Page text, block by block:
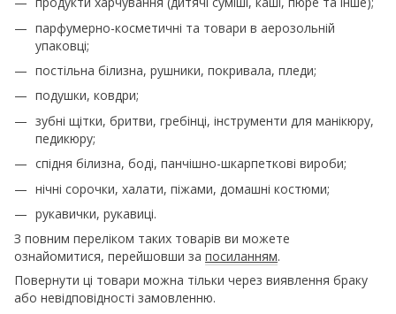
парфумерно-косметичні та товари в аерозольній
упаковці;
постільна білизна, рушники, покривала, пледи;
подушки, ковдри;
зубні щітки, бритви, гребінці, інструменти для манікюру,
педикюру;
спідня білизна, боді, панчішно-шкарпеткові вироби;
нічні сорочки, халати, піжами, домашні костюми;
рукавички, рукавиці.
З повним переліком таких товарів ви можете
ознайомитися, перейшовши за посиланням.
Повернути ці товари можна тільки через виявлення браку
або невідповідності замовленню.